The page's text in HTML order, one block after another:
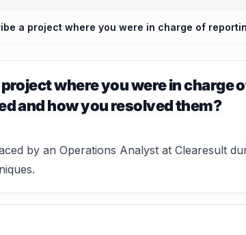
where you were in charge
and how you resolved them?
by an Operations Analyst at Clearesult